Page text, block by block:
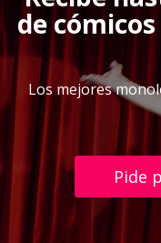
de
Los mejores
Pide